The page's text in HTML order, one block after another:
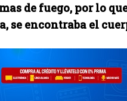
de fuego, por lo
se encontraba el